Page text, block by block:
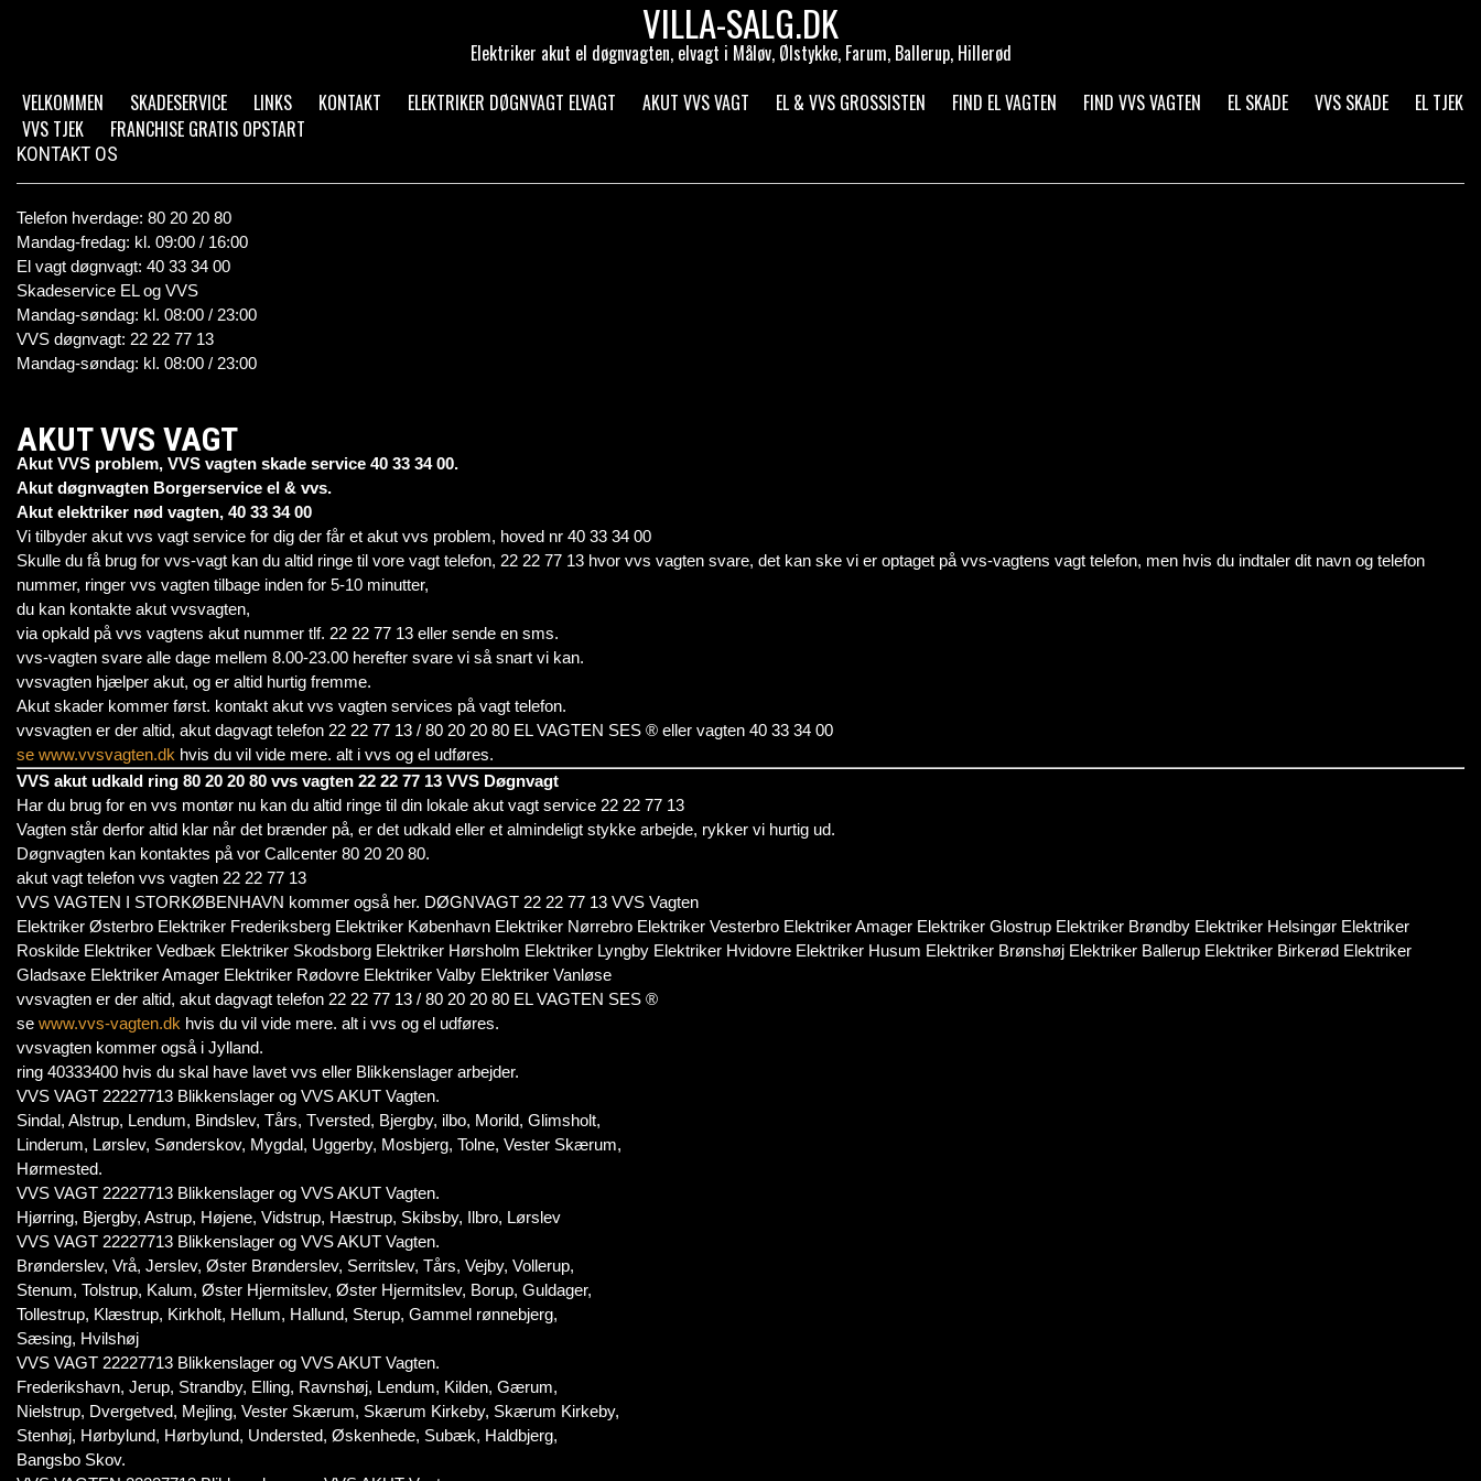
VILLA-SALG.DK
Elektriker akut el døgnvagten, elvagt i Måløv, Ølstykke, Farum, Ballerup, Hillerød
VELKOMMEN
SKADESERVICE LINKS KONTAKT ELEKTRIKER DØGNVAGT ELVAGT AKUT VVS VAGT EL & VVS GROSSISTEN FIND EL VAGTEN FIND VVS VAGTEN EL SKADE VVS SKADE
EL TJEK
VVS TJEK
FRANCHISE GRATIS OPSTART
KONTAKT OS
Telefon hverdage: 80 20 20 80
Mandag-fredag: kl. 09:00 / 16:00
El vagt døgnvagt: 40 33 34 00
Skadeservice EL og VVS
Mandag-søndag: kl. 08:00 / 23:00
VVS døgnvagt: 22 22 77 13
Mandag-søndag: kl. 08:00 / 23:00
AKUT VVS VAGT
Akut VVS problem, VVS vagten skade service 40 33 34 00.
Akut døgnvagten Borgerservice el & vvs.
Akut elektriker nød vagten, 40 33 34 00
Vi tilbyder akut vvs vagt service for dig der får et akut vvs problem, hoved nr 40 33 34 00
Skulle du få brug for vvs-vagt kan du altid ringe til vore vagt telefon, 22 22 77 13 hvor vvs vagten svare, det kan ske vi er optaget på vvs-vagtens vagt telefon, men hvis du indtaler dit navn og telefon
nummer, ringer vvs vagten tilbage inden for 5-10 minutter,
du kan kontakte akut vvsvagten,
via opkald på vvs vagtens akut nummer tlf. 22 22 77 13 eller sende en sms.
vvs-vagten svare alle dage mellem 8.00-23.00 herefter svare vi så snart vi kan.
vvsvagten hjælper akut, og er altid hurtig fremme.
Akut skader kommer først. kontakt akut vvs vagten services på vagt telefon.
vvsvagten er der altid, akut dagvagt telefon 22 22 77 13 / 80 20 20 80 EL VAGTEN SES ® eller vagten 40 33 34 00
se www.vvsvagten.dk hvis du vil vide mere. alt i vvs og el udføres.
VVS akut udkald ring 80 20 20 80 vvs vagten 22 22 77 13 VVS Døgnvagt
Har du brug for en vvs montør nu kan du altid ringe til din lokale akut vagt service 22 22 77 13
Vagten står derfor altid klar når det brænder på, er det udkald eller et almindeligt stykke arbejde, rykker vi hurtig ud.
Døgnvagten kan kontaktes på vor Callcenter 80 20 20 80.
akut vagt telefon vvs vagten 22 22 77 13
VVS VAGTEN I STORKØBENHAVN kommer også her. DØGNVAGT 22 22 77 13 VVS Vagten
Elektriker Østerbro Elektriker Frederiksberg Elektriker København Elektriker Nørrebro Elektriker Vesterbro Elektriker Amager Elektriker Glostrup Elektriker Brøndby Elektriker Helsingør Elektriker
Roskilde Elektriker Vedbæk Elektriker Skodsborg Elektriker Hørsholm Elektriker Lyngby Elektriker Hvidovre Elektriker Husum Elektriker Brønshøj Elektriker Ballerup Elektriker Birkerød Elektriker
Gladsaxe Elektriker Amager Elektriker Rødovre Elektriker Valby Elektriker Vanløse
vvsvagten er der altid, akut dagvagt telefon 22 22 77 13 / 80 20 20 80 EL VAGTEN SES ®
se www.vvs-vagten.dk hvis du vil vide mere. alt i vvs og el udføres.
vvsvagten kommer også i Jylland.
ring 40333400 hvis du skal have lavet vvs eller Blikkenslager arbejder.
VVS VAGT 22227713 Blikkenslager og VVS AKUT Vagten.
Sindal, Alstrup, Lendum, Bindslev, Tårs, Tversted, Bjergby, ilbo, Morild, Glimsholt,
Linderum, Lørslev, Sønderskov, Mygdal, Uggerby, Mosbjerg, Tolne, Vester Skærum,
Hørmested.
VVS VAGT 22227713 Blikkenslager og VVS AKUT Vagten.
Hjørring, Bjergby, Astrup, Højene, Vidstrup, Hæstrup, Skibsby, Ilbro, Lørslev
VVS VAGT 22227713 Blikkenslager og VVS AKUT Vagten.
Brønderslev, Vrå, Jerslev, Øster Brønderslev, Serritslev, Tårs, Vejby, Vollerup,
Stenum, Tolstrup, Kalum, Øster Hjermitslev, Øster Hjermitslev, Borup, Guldager,
Tollestrup, Klæstrup, Kirkholt, Hellum, Hallund, Sterup, Gammel rønnebjerg,
Sæsing, Hvilshøj
VVS VAGT 22227713 Blikkenslager og VVS AKUT Vagten.
Frederikshavn, Jerup, Strandby, Elling, Ravnshøj, Lendum, Kilden, Gærum,
Nielstrup, Dvergetved, Mejling, Vester Skærum, Skærum Kirkeby, Skærum Kirkeby,
Stenhøj, Hørbylund, Hørbylund, Understed, Øskenhede, Subæk, Haldbjerg,
Bangsbo Skov.